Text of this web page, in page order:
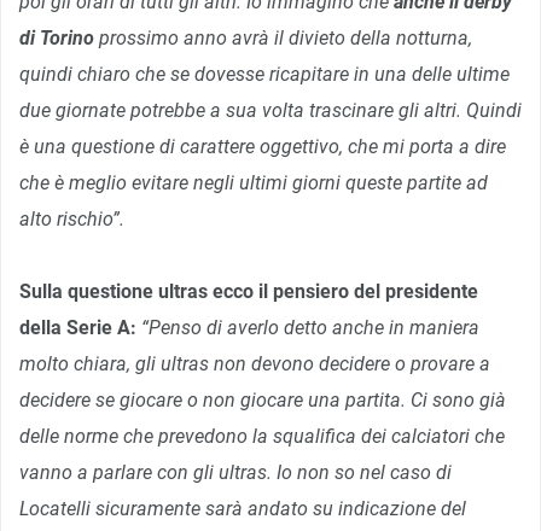
di Torino prossimo anno avrà il divieto della notturna,
quindi chiaro che se dovesse ricapitare in una delle ultime
due giornate potrebbe a sua volta trascinare gli altri. Quindi
è una questione di carattere oggettivo, che mi porta a dire
che è meglio evitare negli ultimi giorni queste partite ad
alto rischio”.
Sulla questione ultras ecco il pensiero del presidente
della Serie A: “Penso di averlo detto anche in maniera
molto chiara, gli ultras non devono decidere o provare a
decidere se giocare o non giocare una partita. Ci sono già
delle norme che prevedono la squalifica dei calciatori che
vanno a parlare con gli ultras. Io non so nel caso di
Locatelli sicuramente sarà andato su indicazione del